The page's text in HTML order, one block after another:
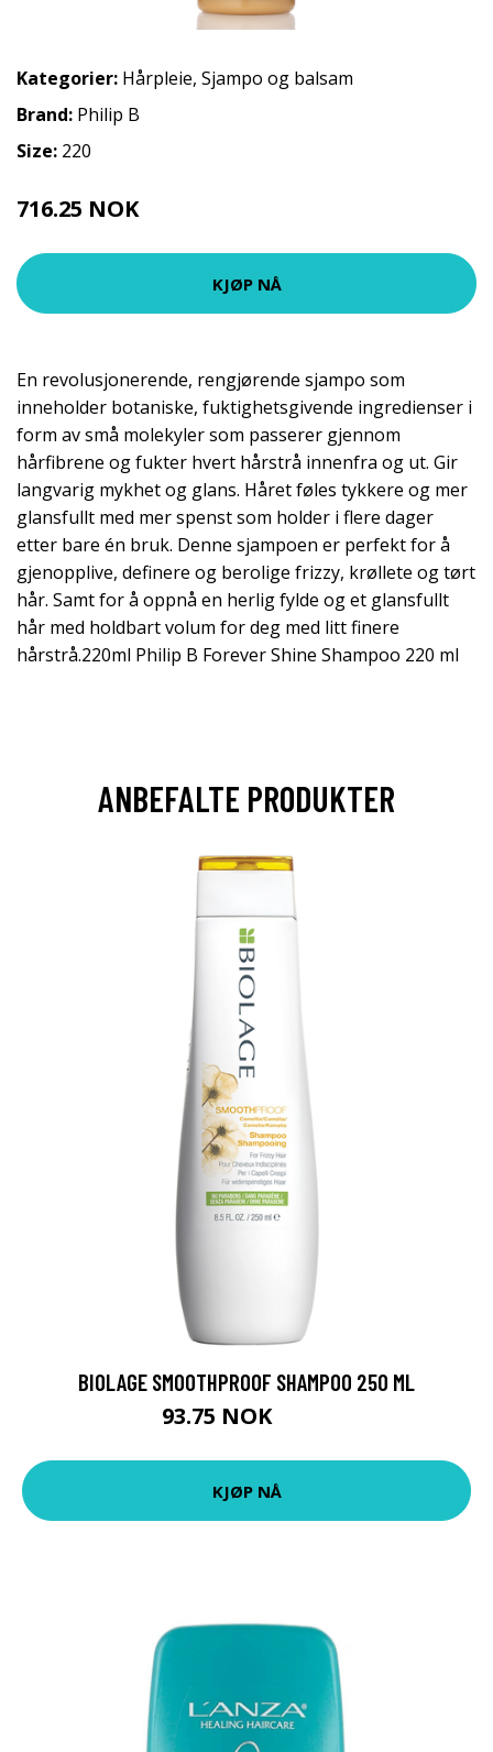
Kategorier: Hårpleie, Sjampo og balsam
Brand: Philip B
Size: 220
716.25 NOK
KJØP NÅ
En revolusjonerende, rengjørende sjampo som
inneholder botaniske, fuktighetsgivende ingredienser i
form av små molekyler som passerer gjennom
hårfibrene og fukter hvert hårstrå innenfra og ut. Gir
langvarig mykhet og glans. Håret føles tykkere og mer
glansfullt med mer spenst som holder i flere dager
etter bare én bruk. Denne sjampoen er perfekt for å
gjenopplive, definere og berolige frizzy, krøllete og tørt
hår. Samt for å oppnå en herlig fylde og et glansfullt
hår med holdbart volum for deg med litt finere
hårstrå.220ml Philip B Forever Shine Shampoo 220 ml
ANBEFALTE PRODUKTER
BIOLAGE SMOOTHPROOF SHAMPOO 250 ML
93.75 NOK
KJØP NÅ